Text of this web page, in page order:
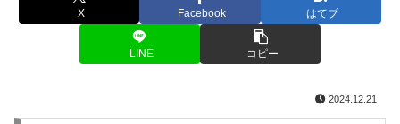
X Facebook はてブ
LINE コピー
2024.12.21